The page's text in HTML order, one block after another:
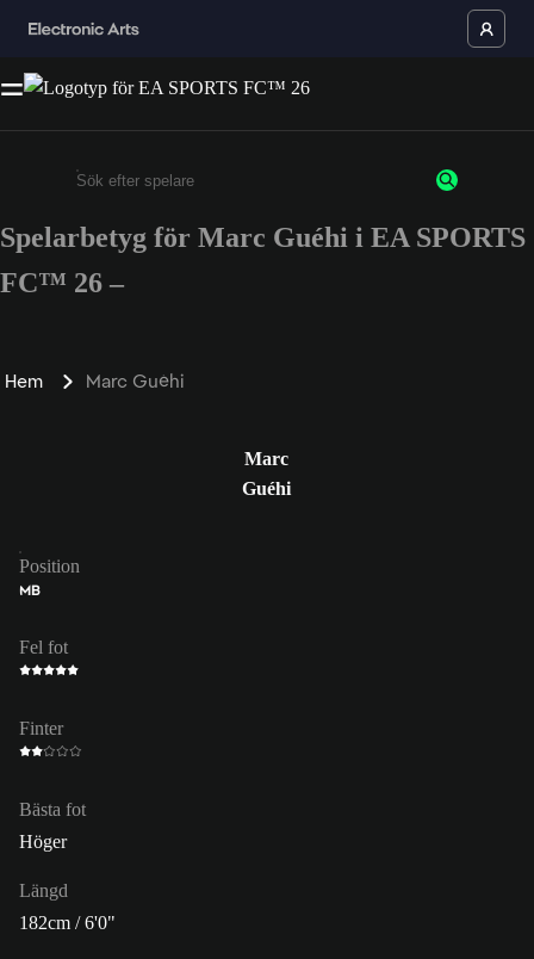
Ange minst 3 tecken eller siffror
Spelarbetyg för Marc Guéhi i EA SPORTS
FC™ 26 –
Hem Marc Guéhi
Marc
Guéhi
Position
MB
Fel fot
Finter
Bästa fot
Höger
Längd
182cm / 6'0"